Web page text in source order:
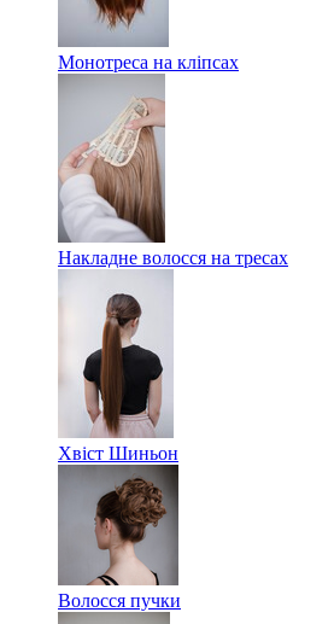
Монотреса на кліпсах
Накладне волосся на тресах
Хвіст Шиньон
Волосся пучки